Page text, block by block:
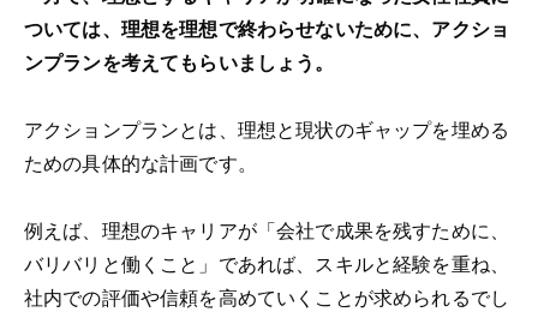
ついては、理想を理想で終わらせないために、アクショ
ンプランを考えてもらいましょう。
アクションプランとは、理想と現状のギャップを埋める
ための具体的な計画です。
例えば、理想のキャリアが「会社で成果を残すために、
バリバリと働くこと」であれば、スキルと経験を重ね、
社内での評価や信頼を高めていくことが求められるでし